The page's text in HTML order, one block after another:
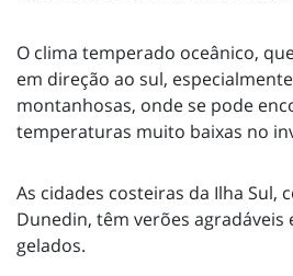
O clima temperado oceânico,
em direção ao sul,
montanhosas, onde se pode
temperaturas muito baixas no
As cidades costeiras da Ilha Sul,
Dunedin, têm verões agradáveis
gelados.